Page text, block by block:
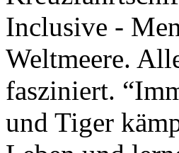
Inclusive -
Weltmeere.
fasziniert.
und Tiger